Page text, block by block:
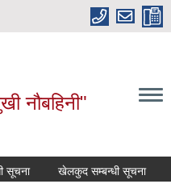
नौबहिनी"
खेलकुद सम्बन्धी सूचना